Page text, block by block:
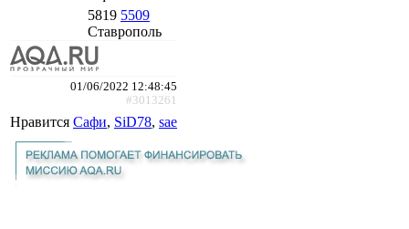
5819 5509
Ставрополь
01/06/2022 12:48:45
#3013261
Нравится Сафи, SiD78, sae